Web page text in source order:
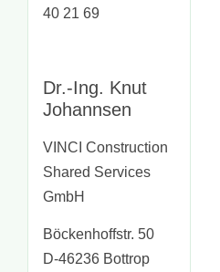
40 21 69
Dr.-Ing. Knut
Johannsen
VINCI Construction
Shared Services
GmbH
Böckenhoffstr. 50
D-46236 Bottrop